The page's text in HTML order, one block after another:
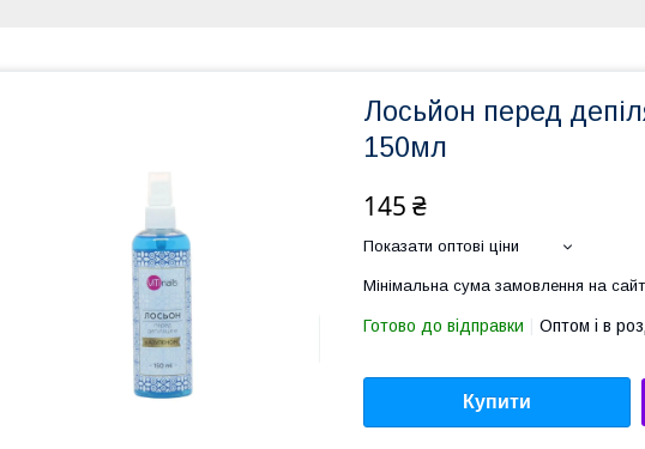
Лосьйон перед
150мл
145 ₴
Показати оптові ціни
Мінімальна сума замовлення на
Готово до відправки Оптом і в
Купити